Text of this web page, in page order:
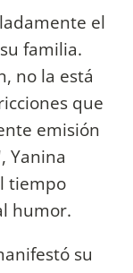
el
familia.
no la está
que
emisión
Yanina
tiempo
humor.
su